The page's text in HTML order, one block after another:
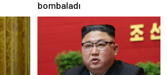
bombaladı